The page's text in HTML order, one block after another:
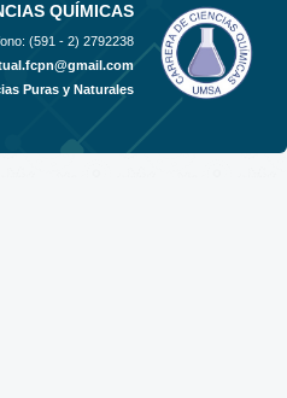
QUÍMICAS
(591 - 2) 2792238
Puras y Naturales